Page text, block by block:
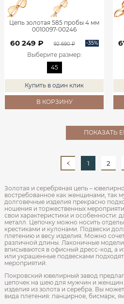
Цепь золотая 585 пробы 4 мм
0010097-00246
60 249 ₽ 92 690 ₽ -35%
Выберите размер:
45
Купить в один клик
В КОРЗИНУ
ПОКАЗАТЬ
1 2
Золотая и серебряная цепь –
востребованное как женщинами, так
долговечные изделия прекрасно
ношения и торжественных
свои характеристики и особенности:
металл. Цепочку можно носить
крестиками и кулонами. Подвески
плетению и весу изделия. Можно
различной длины. Лаконичные
вписываются в офисный дресс-код, а
или украшенные подвесками
мероприятий.
Покровский ювелирный завод
цепочек на шею для мужчин и
изделия из золота и серебра. Вы
вида плетения: панцирное, бисмарк,